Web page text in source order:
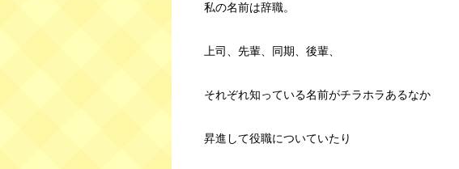
私の名前は辞職。
上司、先輩、同期、後輩、
それぞれ知っている名前がチラホラあるなか
昇進して役職についていたり